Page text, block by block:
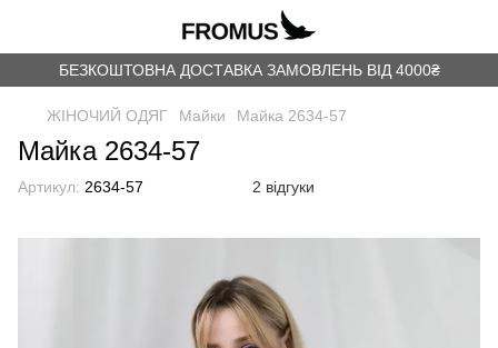
БЕЗКОШТОВНА ДОСТАВКА ЗАМОВЛЕНЬ ВІД 4000₴
ЖІНОЧИЙ ОДЯГ Майки Майка 2634-57
Майка 2634-57
Артикул: 2634-57 2 відгуки